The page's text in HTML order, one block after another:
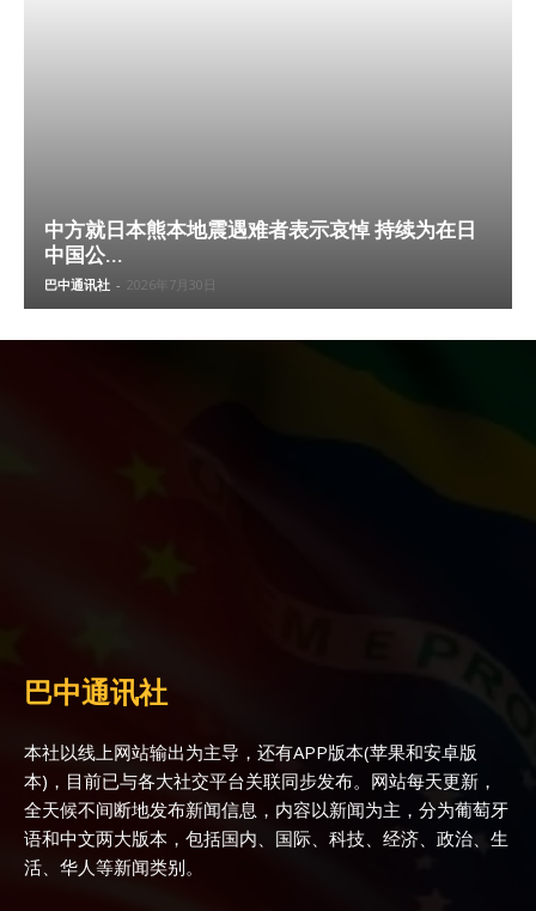
中方就日本熊本地震遇难者表示哀悼 持续为在日
中国公...
巴中通讯社 - 2026年7月30日
巴中通讯社
本社以线上网站输出为主导，还有APP版本(苹果和安卓版
本)，目前已与各大社交平台关联同步发布。网站每天更新，
全天候不间断地发布新闻信息，内容以新闻为主，分为葡萄牙
语和中文两大版本，包括国内、国际、科技、经济、政治、生
活、华人等新闻类别。